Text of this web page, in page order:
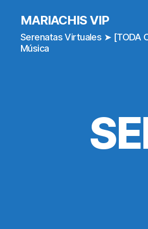
MARIACHIS VIP
Serenatas Virtuales ➤ [TODA
Música